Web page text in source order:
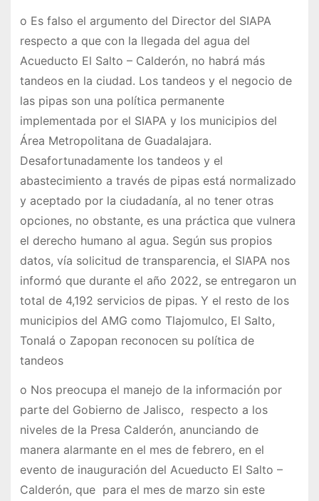
o Es falso el argumento del Director del SIAPA
respecto a que con la llegada del agua del
Acueducto El Salto – Calderón, no habrá más
tandeos en la ciudad. Los tandeos y el negocio de
las pipas son una política permanente
implementada por el SIAPA y los municipios del
Área Metropolitana de Guadalajara.
Desafortunadamente los tandeos y el
abastecimiento a través de pipas está normalizado
y aceptado por la ciudadanía, al no tener otras
opciones, no obstante, es una práctica que vulnera
el derecho humano al agua. Según sus propios
datos, vía solicitud de transparencia, el SIAPA nos
informó que durante el año 2022, se entregaron un
total de 4,192 servicios de pipas. Y el resto de los
municipios del AMG como Tlajomulco, El Salto,
Tonalá o Zapopan reconocen su política de
tandeos
o Nos preocupa el manejo de la información por
parte del Gobierno de Jalisco, respecto a los
niveles de la Presa Calderón, anunciando de
manera alarmante en el mes de febrero, en el
evento de inauguración del Acueducto El Salto –
Calderón, que para el mes de marzo sin este